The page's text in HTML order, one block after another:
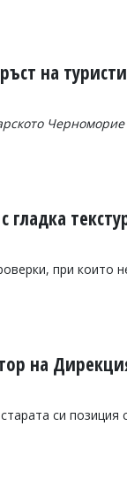
на
Черноморие
гладка
при които
на
си позиция